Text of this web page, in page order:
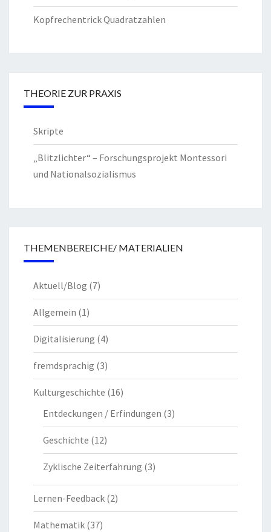
Kopfrechentrick Quadratzahlen
THEORIE ZUR PRAXIS
Skripte
„Blitzlichter“ – Forschungsprojekt Montessori
und Nationalsozialismus
THEMENBEREICHE/ MATERIALIEN
Aktuell/Blog (7)
Allgemein (1)
Digitalisierung (4)
fremdsprachig (3)
Kulturgeschichte (16)
Entdeckungen / Erfindungen (3)
Geschichte (12)
Zyklische Zeiterfahrung (3)
Lernen-Feedback (2)
Mathematik (37)